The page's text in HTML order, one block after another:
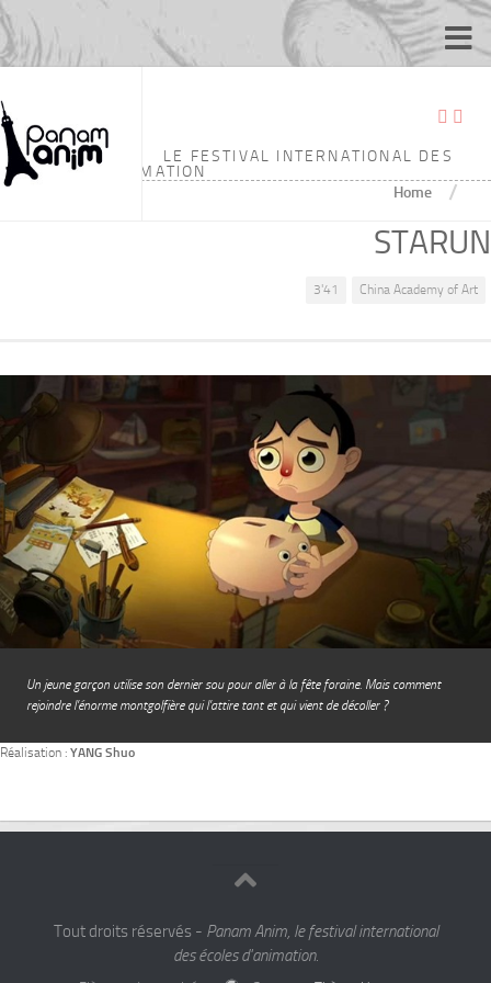
LE FESTIVAL INTERNATIONAL DES
ÉCOLES D'ANIMATION
Home /
STARUN
3'41 China Academy of Art
Un jeune garçon utilise son dernier sou pour aller à la fête foraine. Mais comment
rejoindre l’énorme montgolfière qui l’attire tant et qui vient de décoller ?
Réalisation : YANG Shuo
Tout droits réservés - Panam Anim, le festival international
des écoles d'animation.